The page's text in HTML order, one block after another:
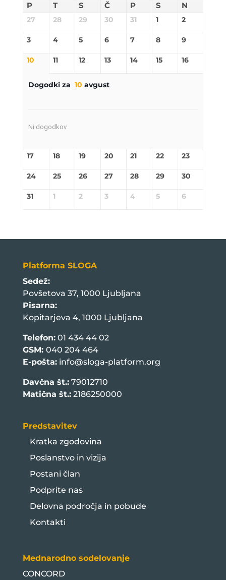
P T S Č P S N
27 28 29 30 31 1 2
3 4 5 6 7 8 9
10 11 12 13 14 15 16
Dogodki za 10 avgust
Ni dogodkov
17 18 19 20 21 22 23
24 25 26 27 28 29 30
31 1 2 3 4 5 6
Platforma SLOGA
Sedež:
Povšetova 37, 1000 Ljubljana
Pisarna:
Kopitarjeva 4, 1000 Ljubljana
Telefon:01 434 44 02
GSM: 040 204 464
E-pošta: info@sloga-platform.org
Davčna št.:79012710
Matična št.:2186250000
Predstavitev
Kratka zgodovina
Poslanstvo in vizija
Postani član
Podprite nas
Delovna področja in pobude
Kontakti
Mednarodno sodelovanje
CONCORD